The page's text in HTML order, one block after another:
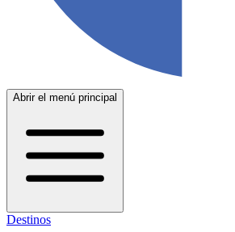
Abrir el menú principal
Destinos